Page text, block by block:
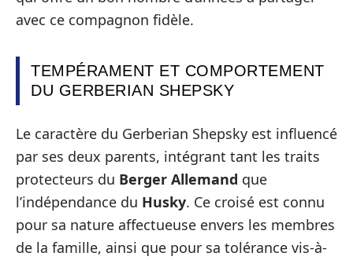
avec ce compagnon fidèle.
TEMPÉRAMENT ET COMPORTEMENT
DU GERBERIAN SHEPSKY
Le caractère du Gerberian Shepsky est influencé
par ses deux parents, intégrant tant les traits
protecteurs du Berger Allemand que
l’indépendance du Husky. Ce croisé est connu
pour sa nature affectueuse envers les membres
de la famille, ainsi que pour sa tolérance vis-à-